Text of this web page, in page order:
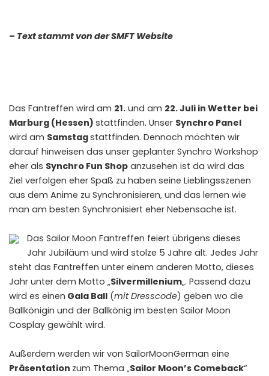
– Text stammt von derSMFT Website
Das Fantreffen wird am 21. und am 22. Juli in Wetter bei
Marburg (Hessen) stattfinden. Unser Synchro Panel
wird am Samstagstattfinden. Dennoch möchten wir
darauf hinweisen das unser geplanter Synchro Workshop
eher als Synchro Fun Shop anzusehen ist da wird das
Ziel verfolgen eher Spaß zu haben seine Lieblingsszenen
aus dem Anime zu Synchronisieren, und das lernen wie
man am besten Synchronisiert eher Nebensache ist.
Das Sailor Moon Fantreffen feiert übrigens dieses
Jahr Jubiläum und wird stolze 5 Jahre alt. Jedes Jahr
steht das Fantreffen unter einem anderen Motto, dieses
Jahr unter dem Motto „Silvermillenium„. Passend dazu
wird es einen Gala Ball (mit Dresscode) geben wo die
Ballkönigin und der Ballkönig im besten Sailor Moon
Cosplay gewählt wird.
Außerdem werden wir von SailorMoonGerman eine
Präsentation zum Thema „Sailor Moon’s Comeback“